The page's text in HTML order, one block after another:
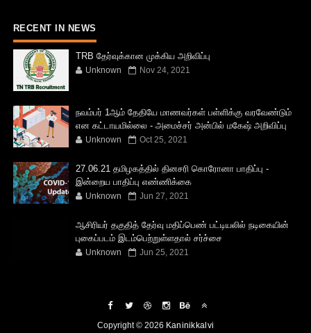
RECENT IN NEWS
TRB தேர்வுக்கான முக்கிய அறிவிப்பு
Unknown Nov 24, 2021
நவம்பர் 1ஆம் தேதியே மாணவர்கள் பள்ளிக்கு வரவேண்டும்
என கட்டாயமில்லை - அமைச்சர் அன்பில் மகேஷ் அறிவிப்பு
Unknown Oct 25, 2021
27.06.21 தமிழகத்தில் தினசரி கொரோனா பாதிப்பு -
இன்றைய பாதிப்பு எண்ணிக்கை
Unknown Jun 27, 2021
ஆசிரியர் தகுதித் தேர்வு மதிப்பெண் பட்டியலில் நடிகையின்
புகைப்படம் இடம்பெற்றுள்ளதால் சர்ச்சை
Unknown Jun 25, 2021
Copyright © 2026 Kaninikkalvi